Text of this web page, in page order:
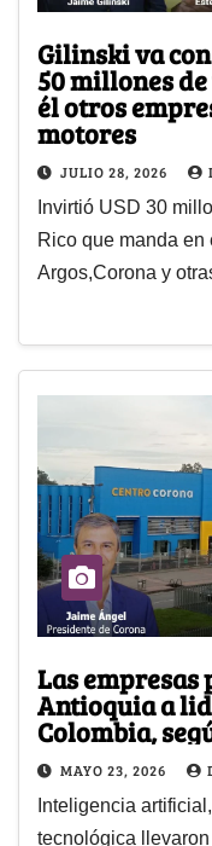
Gilinski va
50 millones
él otros
motores
JULIO 28, 2026
Invirtió USD 30
Rico que manda
Argos,Corona y
Las empresas
Antioquia a
Colombia,
MAYO 23, 2026
Inteligencia
tecnológica